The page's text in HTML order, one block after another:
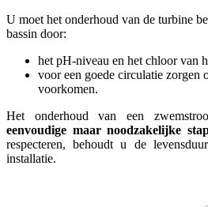
U moet het onderhoud van de turbine
bassin door:
het pH-niveau en het chloor van
voor een goede circulatie zorgen
voorkomen.
Het onderhoud van een
eenvoudige maar noodzakelijke
respecteren, behoudt u de
installatie.